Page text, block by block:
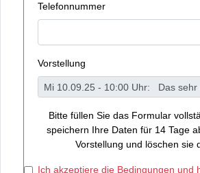
Telefonnummer
Vorstellung
Bitte füllen Sie das Formular
speichern Ihre Daten für 14 Tage
Vorstellung und löschen sie
Ich akzeptiere die Bedingungen und